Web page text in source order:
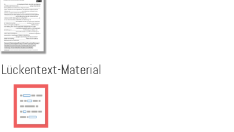
Lückentext-Material